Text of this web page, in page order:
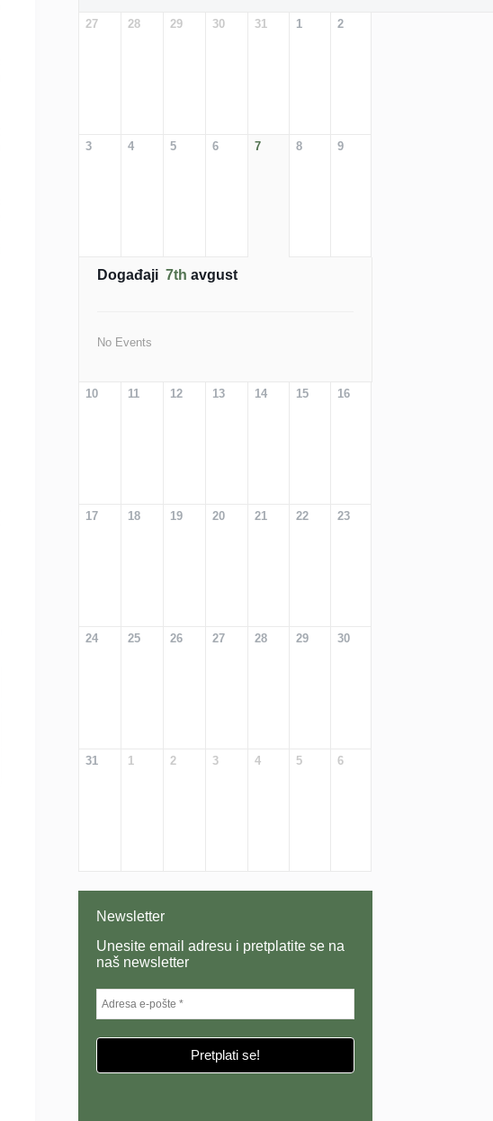
27 28 29 30 31 1 2
3 4 5 6 7 8 9
Događaji 7th avgust
No Events
10 11 12 13 14 15 16
17 18 19 20 21 22 23
24 25 26 27 28 29 30
31 1 2 3 4 5 6
Newsletter
Unesite email adresu i pretplatite se na
naš newsletter